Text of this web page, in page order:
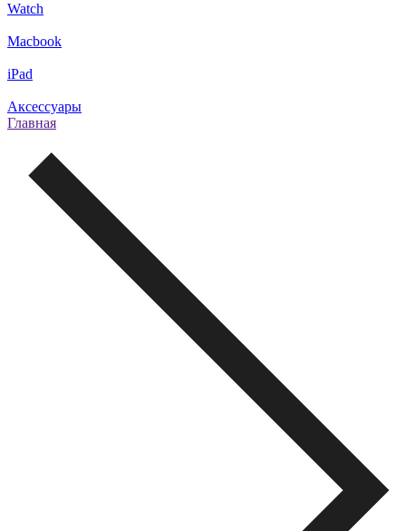
Watch
Macbook
iPad
Аксессуары
Главная